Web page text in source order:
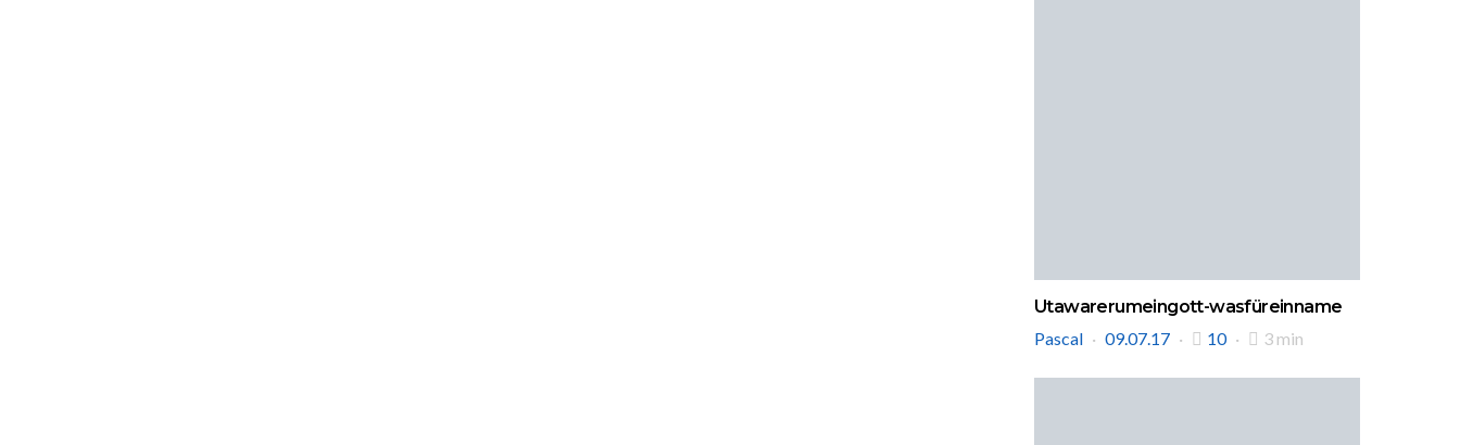
Utawarerumeingott-wasfüreinname
Pascal
09.07.17 10 3 min